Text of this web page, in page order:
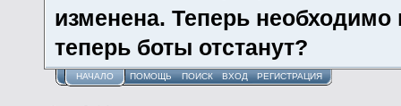
изменена. Теперь необходимо
теперь боты отстанут?
НАЧАЛО ПОМОЩЬ ПОИСК ВХОД РЕГИСТРАЦИЯ